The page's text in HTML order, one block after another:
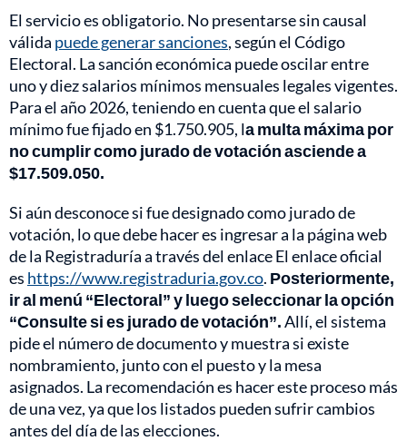
El servicio es obligatorio. No presentarse sin causal
válida puede generar sanciones, según el Código
Electoral. La sanción económica puede oscilar entre
uno y diez salarios mínimos mensuales legales vigentes.
Para el año 2026, teniendo en cuenta que el salario
mínimo fue fijado en $1.750.905, la multa máxima por
no cumplir como jurado de votación asciende a
$17.509.050.
Si aún desconoce si fue designado como jurado de
votación, lo que debe hacer es ingresar a la página web
de la Registraduría a través del enlace El enlace oficial
es https://www.registraduria.gov.co. Posteriormente,
ir al menú “Electoral” y luego seleccionar la opción
“Consulte si es jurado de votación”.Allí, el sistema
pide el número de documento y muestra si existe
nombramiento, junto con el puesto y la mesa
asignados. La recomendación es hacer este proceso más
de una vez, ya que los listados pueden sufrir cambios
antes del día de las elecciones.